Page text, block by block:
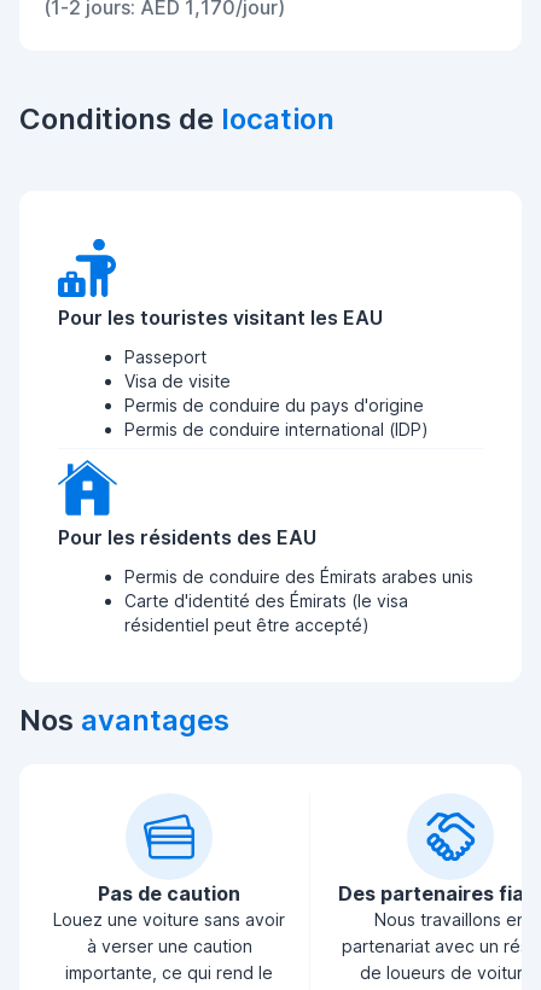
(1-2 jours: AED 1,170/jour)
Conditions de location
Pour les touristes visitant les EAU
Passeport
Visa de visite
Permis de conduire du pays d'origine
Permis de conduire international (IDP)
Pour les résidents des EAU
Permis de conduire des Émirats arabes unis
Carte d'identité des Émirats (le visa
résidentiel peut être accepté)
Nos avantages
Pas de caution
Louez une voiture sans avoir
à verser une caution
importante, ce qui rend le
Des partenaires
Nous travaillons en
partenariat avec un
de loueurs de voitures